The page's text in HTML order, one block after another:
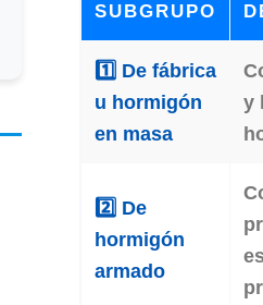
SUBGRUPO
1️⃣ De fábrica
u hormigón
en masa
y
2️⃣ De
hormigón
armado